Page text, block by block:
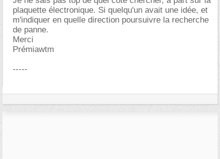
plaquette électronique. Si quelqu'un avait une idée, et
m'indiquer en quelle direction poursuivre la recherche
de panne.
Merci
Prémiawtm
-----